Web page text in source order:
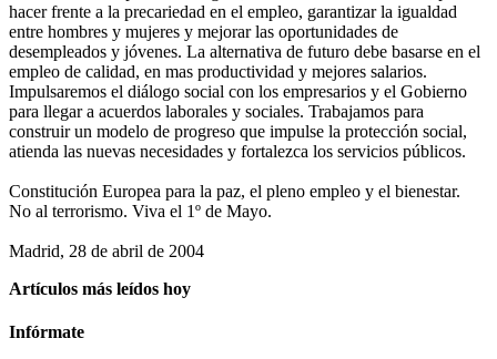
hacer frente a la precariedad en el empleo, garantizar la igualdad
entre hombres y mujeres y mejorar las oportunidades de
desempleados y jóvenes. La alternativa de futuro debe basarse en el
empleo de calidad, en mas productividad y mejores salarios.
Impulsaremos el diálogo social con los empresarios y el Gobierno
para llegar a acuerdos laborales y sociales. Trabajamos para
construir un modelo de progreso que impulse la protección social,
atienda las nuevas necesidades y fortalezca los servicios públicos.
Constitución Europea para la paz, el pleno empleo y el bienestar.
No al terrorismo. Viva el 1º de Mayo.
Madrid, 28 de abril de 2004
Artículos más leídos hoy
Infórmate